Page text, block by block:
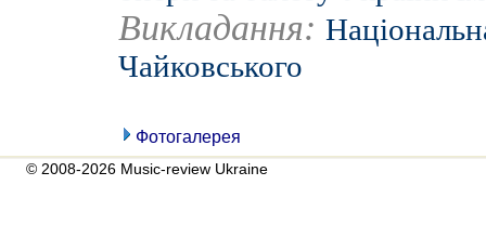
Викладання:
Чайковського
Фотогалерея
© 2008-2026 Music-review Ukraine